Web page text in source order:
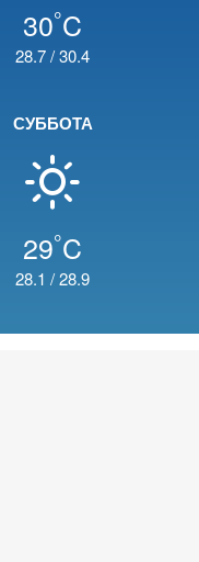
30°C
28.7/30.4
СУББОТА
29°C
28.1 /28.9